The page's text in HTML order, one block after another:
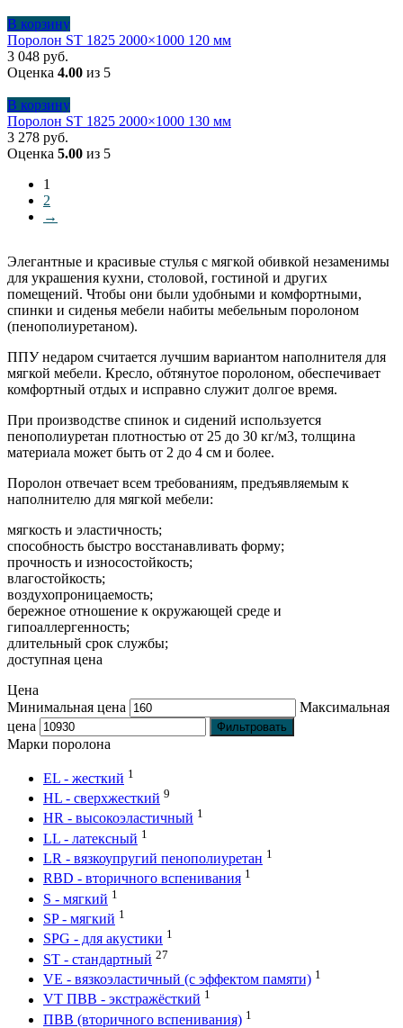
В корзину
Поролон ST 1825 2000×1000 120 мм
3 048 руб.
Оценка 4.00 из 5
В корзину
Поролон ST 1825 2000×1000 130 мм
3 278 руб.
Оценка 5.00 из 5
1
2
→
Элегантные и красивые стулья с мягкой обивкой незаменимы
для украшения кухни, столовой, гостиной и других
помещений. Чтобы они были удобными и комфортными,
спинки и сиденья мебели набиты мебельным поролоном
(пенополиуретаном).
ППУ недаром считается лучшим вариантом наполнителя для
мягкой мебели. Кресло, обтянутое поролоном, обеспечивает
комфортный отдых и исправно служит долгое время.
При производстве спинок и сидений используется
пенополиуретан плотностью от 25 до 30 кг/м3, толщина
материала может быть от 2 до 4 см и более.
Поролон отвечает всем требованиям, предъявляемым к
наполнителю для мягкой мебели:
мягкость и эластичность;
способность быстро восстанавливать форму;
прочность и износостойкость;
влагостойкость;
воздухопроницаемость;
бережное отношение к окружающей среде и
гипоаллергенность;
длительный срок службы;
доступная цена
Цена
Минимальная цена
Максимальная
цена
Фильтровать
Марки поролона
EL - жесткий 1
HL - сверхжесткий 9
HR - высокоэластичный 1
LL - латексный 1
LR - вязкоупругий пенополиуретан 1
RBD - вторичного вспенивания 1
S - мягкий 1
SP - мягкий 1
SPG - для акустики 1
ST - стандартный 27
VE - вязкоэластичный (с эффектом памяти) 1
VT ПВВ - экстражёсткий 1
ПВВ (вторичного вспенивания) 1